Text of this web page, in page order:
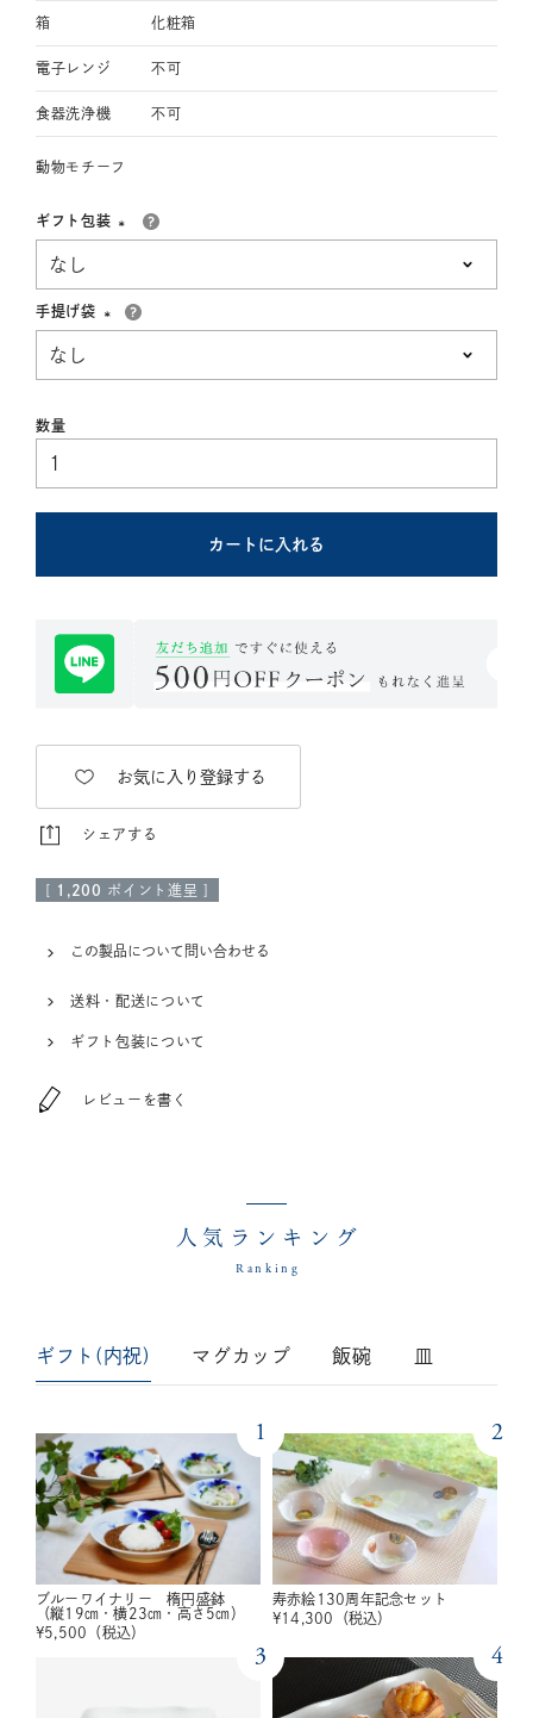
箱 化粧箱
電子レンジ 不可
食器洗浄機 不可
動物モチーフ
ギフト包装
手提げ袋
カートに入れる
お気に入り登録する
シェアする
1,200 ポイント進呈 ]
この製品について問い合わせる
送料・配送について
ギフト包装について
レビューを書く
人気ランキング
Ranking
ギフト(内祝) マグカップ 飯碗 皿
1
ブルーワイナリー 楕円盛鉢
（縦19㎝・横23㎝・高さ5㎝）
¥5,500 （税込）
2
寿赤絵130周年記念セット
¥14,300 （税込）
3 4